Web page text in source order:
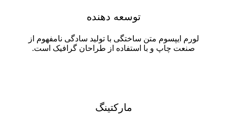
توسعه دهنده
لورم ایپسوم متن ساختگی با تولید سادگی نامفهوم از
صنعت چاپ و با استفاده از طراحان گرافیک است.
مارکتینگ